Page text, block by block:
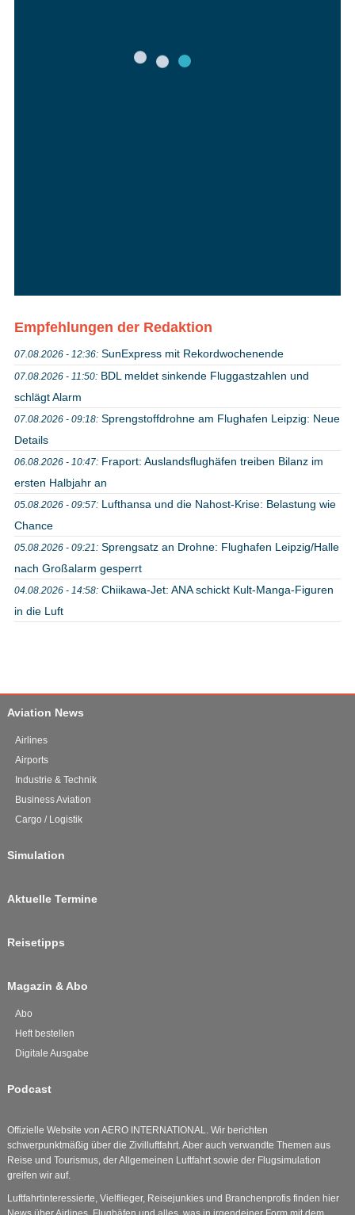
Empfehlungen der Redaktion
07.08.2026 - 12:36: SunExpress mit Rekordwochenende
07.08.2026 - 11:50: BDL meldet sinkende Fluggastzahlen und
schlägt Alarm
07.08.2026 - 09:18: Sprengstoffdrohne am Flughafen Leipzig: Neue
Details
06.08.2026 - 10:47: Fraport: Auslandsflughäfen treiben Bilanz im
ersten Halbjahr an
05.08.2026 - 09:57: Lufthansa und die Nahost-Krise: Belastung wie
Chance
05.08.2026 - 09:21: Sprengsatz an Drohne: Flughafen Leipzig/Halle
nach Großalarm gesperrt
04.08.2026 - 14:58: Chiikawa-Jet: ANA schickt Kult-Manga-Figuren
in die Luft
Aviation News
Airlines
Airports
Industrie & Technik
Business Aviation
Cargo / Logistik
Simulation
Aktuelle Termine
Reisetipps
Magazin & Abo
Abo
Heft bestellen
Digitale Ausgabe
Podcast
Offizielle Website von AERO INTERNATIONAL. Wir berichten
schwerpunktmäßig über die Zivilluftfahrt. Aber auch verwandte Themen aus
Reise und Tourismus, der Allgemeinen Luftfahrt sowie der Flugsimulation
greifen wir auf.
Luftfahrtinteressierte, Vielflieger, Reisejunkies und Branchenprofis finden hier